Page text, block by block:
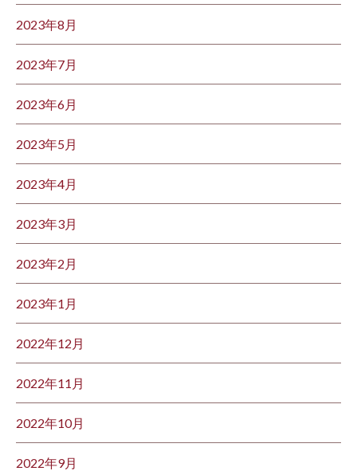
2023年8月
2023年7月
2023年6月
2023年5月
2023年4月
2023年3月
2023年2月
2023年1月
2022年12月
2022年11月
2022年10月
2022年9月